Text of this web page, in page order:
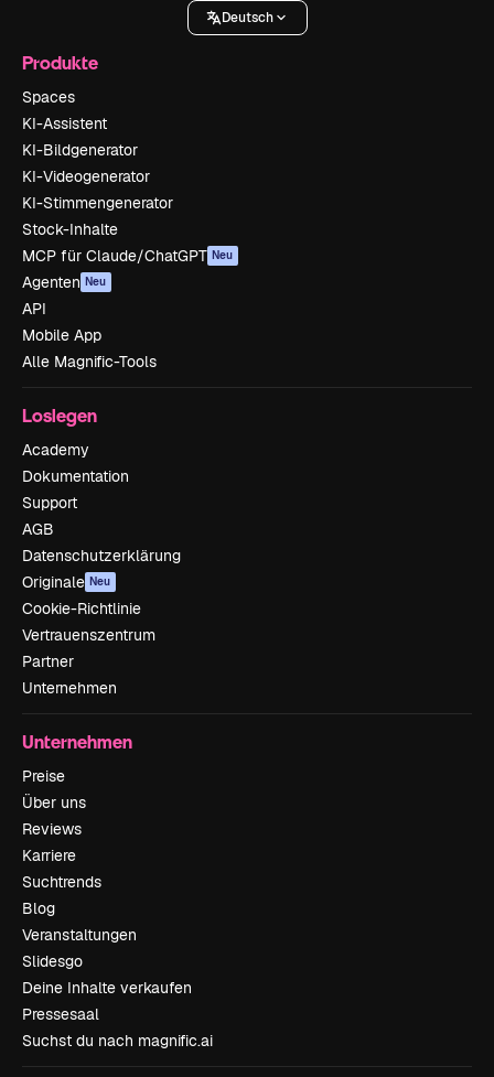
Deutsch
Produkte
Spaces
KI-Assistent
KI-Bildgenerator
KI-Videogenerator
KI-Stimmengenerator
Stock-Inhalte
MCP für Claude/ChatGPT Neu
Agenten Neu
API
Mobile App
Alle Magnific-Tools
Loslegen
Academy
Dokumentation
Support
AGB
Datenschutzerklärung
Originale Neu
Cookie-Richtlinie
Vertrauenszentrum
Partner
Unternehmen
Unternehmen
Preise
Über uns
Reviews
Karriere
Suchtrends
Blog
Veranstaltungen
Slidesgo
Deine Inhalte verkaufen
Pressesaal
Suchst du nach magnific.ai